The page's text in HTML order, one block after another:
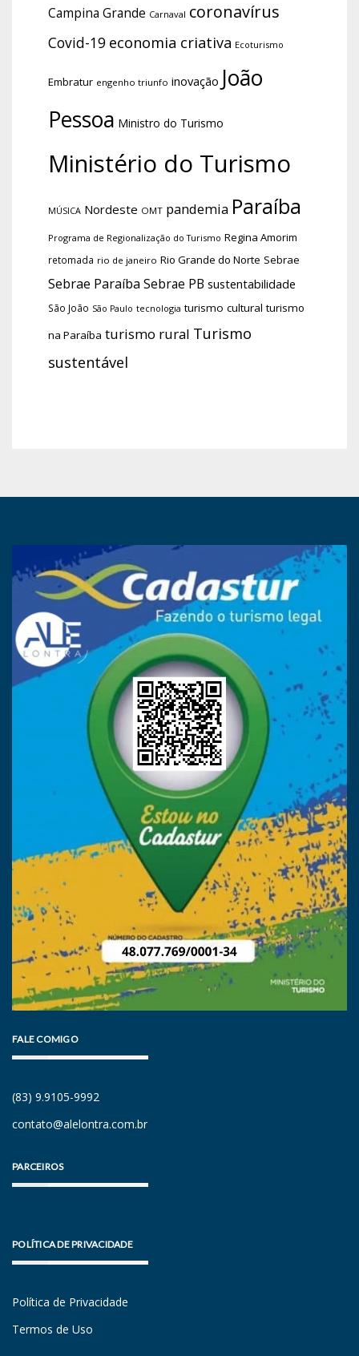
Campina Grande Carnaval coronavírus
Covid-19 economia criativa Ecoturismo
Embratur engenho triunfo inovação João
Pessoa Ministro do Turismo
Ministério do Turismo
MÚSICA Nordeste OMT pandemia Paraíba
Programa de Regionalização do Turismo Regina Amorim
retomada rio de janeiro Rio Grande do Norte Sebrae
Sebrae Paraíba Sebrae PB sustentabilidade
São João São Paulo tecnologia turismo cultural turismo
na Paraíba turismo rural Turismo
sustentável
FALE COMIGO
(83) 9.9105-9992
contato@alelontra.com.br
PARCEIROS
POLÍTICA DE PRIVACIDADE
Política de Privacidade
Termos de Uso